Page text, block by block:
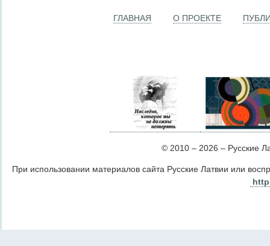
ГЛАВНАЯ О ПРОЕКТЕ
© 2010 – 2026 – Русские
При использовании материалов сайта Русские Латвии или